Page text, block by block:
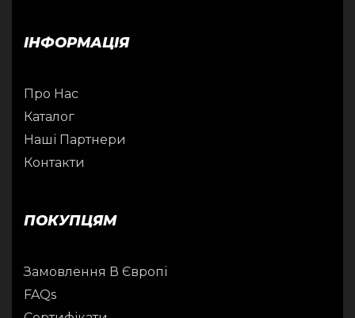
ІНФОРМАЦІЯ
Про Нас
Каталог
Наші Партнери
Контакти
ПОКУПЦЯМ
Замовлення В Європі
FAQs